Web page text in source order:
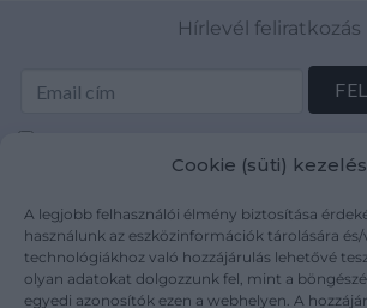
Cookie (süti) kezelés
A legjobb felhasználói élmény biztosítása
használunk az eszközinformációk tárolására és/
technológiákhoz való hozzájárulás lehetővé
olyan adatokat dolgozzunk fel, mint a
egyedi azonosítók ezen a webhelyen. A
Hírlevél feliratkozás
mutargy.com/adatkezelesi-tajekoztato/
Rólunk
Médiaajánlat
Karrier
Áraink
ÁSZF